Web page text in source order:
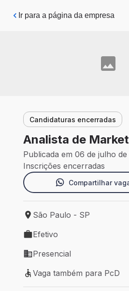
Pular para o conteúdo principal
Ir para a página da empresa
Candidaturas encerradas
Analista de
Publicada em 06 de julho de
Inscrições encerradas
Compartilhar
Local de trabalho: São Paulo
São Paulo - SP
Tipo de vaga: Efetivo
Efetivo
Modelo de trabalho:
Presencial
Vaga também para PcD
Vaga também para PcD